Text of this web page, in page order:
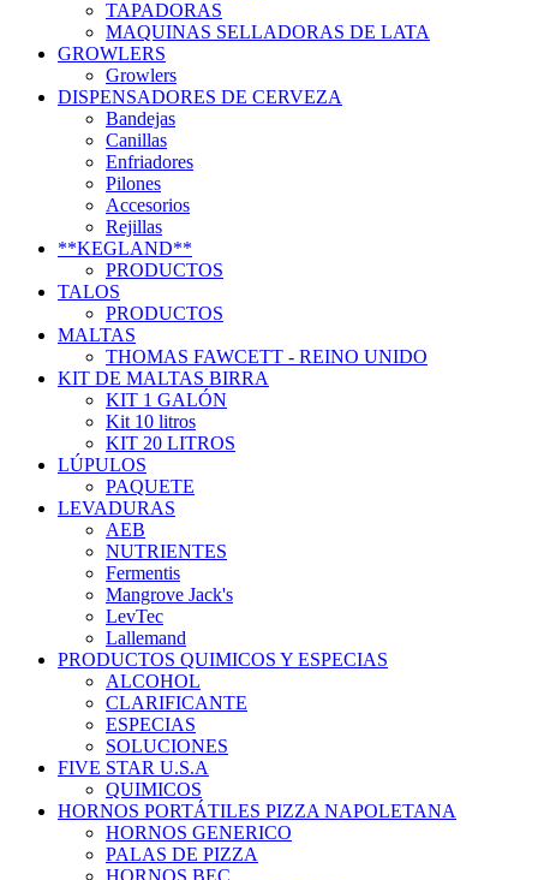
TAPADORAS
MAQUINAS SELLADORAS DE LATA
GROWLERS
Growlers
DISPENSADORES DE CERVEZA
Bandejas
Canillas
Enfriadores
Pilones
Accesorios
Rejillas
**KEGLAND**
PRODUCTOS
TALOS
PRODUCTOS
MALTAS
THOMAS FAWCETT - REINO UNIDO
KIT DE MALTAS BIRRA
KIT 1 GALÓN
Kit 10 litros
KIT 20 LITROS
LÚPULOS
PAQUETE
LEVADURAS
AEB
NUTRIENTES
Fermentis
Mangrove Jack's
LevTec
Lallemand
PRODUCTOS QUIMICOS Y ESPECIAS
ALCOHOL
CLARIFICANTE
ESPECIAS
SOLUCIONES
FIVE STAR U.S.A
QUIMICOS
HORNOS PORTÁTILES PIZZA NAPOLETANA
HORNOS GENERICO
PALAS DE PIZZA
HORNOS BEC